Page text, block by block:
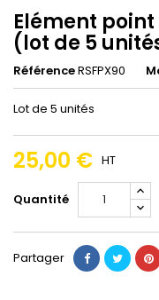
Elément point
(lot de 5
RéférenceRSFPX90
Lot de 5 unités
25,00 € HT
Quantité
Partager